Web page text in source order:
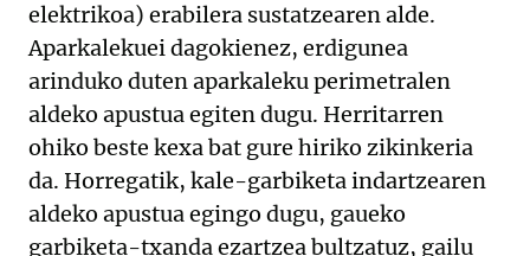
elektrikoa) erabilera sustatzearen alde.
Aparkalekuei dagokienez, erdigunea
arinduko duten aparkaleku perimetralen
aldeko apustua egiten dugu. Herritarren
ohiko beste kexa bat gure hiriko zikinkeria
da. Horregatik, kale-garbiketa indartzearen
aldeko apustua egingo dugu, gaueko
garbiketa-txanda ezartzea bultzatuz, gailu